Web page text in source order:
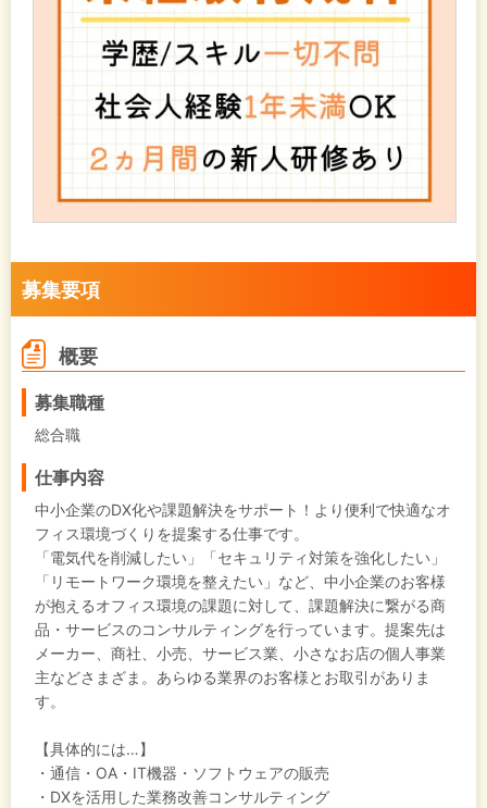
募集要項
概要
募集職種
総合職
仕事内容
中小企業のDX化や課題解決をサポート！より便利で快適なオ
フィス環境づくりを提案する仕事です。
「電気代を削減したい」「セキュリティ対策を強化したい」
「リモートワーク環境を整えたい」など、中小企業のお客様
が抱えるオフィス環境の課題に対して、課題解決に繋がる商
品・サービスのコンサルティングを行っています。提案先は
メーカー、商社、小売、サービス業、小さなお店の個人事業
主などさまざま。あらゆる業界のお客様とお取引がありま
す。
【具体的には…】
・通信・OA・IT機器・ソフトウェアの販売
・DXを活用した業務改善コンサルティング